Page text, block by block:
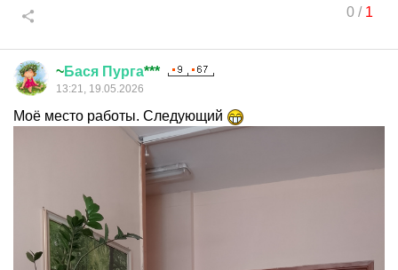
0/ 1
~Бася Пурга***
13:21, 19.05.2026
Моё место работы. Следующий